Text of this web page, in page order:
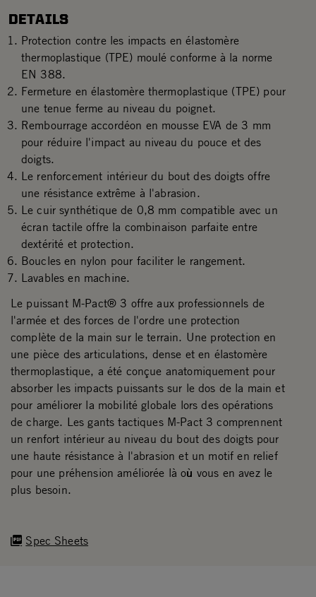
DETAILS
Protection contre les impacts en élastomère
thermoplastique (TPE) moulé conforme à la norme
EN 388.
Fermeture en élastomère thermoplastique (TPE) pour
une tenue ferme au niveau du poignet.
Rembourrage accordéon en mousse EVA de 3 mm
pour réduire l'impact au niveau du pouce et des
doigts.
Le renforcement intérieur du bout des doigts offre
une résistance extrême à l'abrasion.
Le cuir synthétique de 0,8 mm compatible avec un
écran tactile offre la combinaison parfaite entre
dextérité et protection.
Boucles en nylon pour faciliter le rangement.
Lavables en machine.
Spec Sheets
Le puissant M-Pact® 3 offre aux professionnels de
l'armée et des forces de l'ordre une protection
complète de la main sur le terrain. Une protection en
une pièce des articulations, dense et en élastomère
thermoplastique, a été conçue anatomiquement pour
absorber les impacts puissants sur le dos de la main et
pour améliorer la mobilité globale lors des opérations
de charge. Les gants tactiques M-Pact 3 comprennent
un renfort intérieur au niveau du bout des doigts pour
une haute résistance à l'abrasion et un motif en relief
pour une préhension améliorée là où vous en avez le
plus besoin.